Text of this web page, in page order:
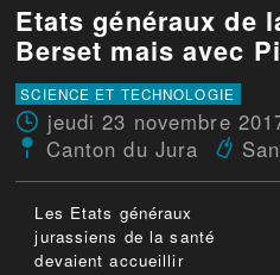
Etats généraux de
Berset mais avec
SCIENCE ET TECHNOLOGIE
jeudi 23 novembre
Canton du Jura
Les Etats généraux
jurassiens de la santé
devaient accueillir